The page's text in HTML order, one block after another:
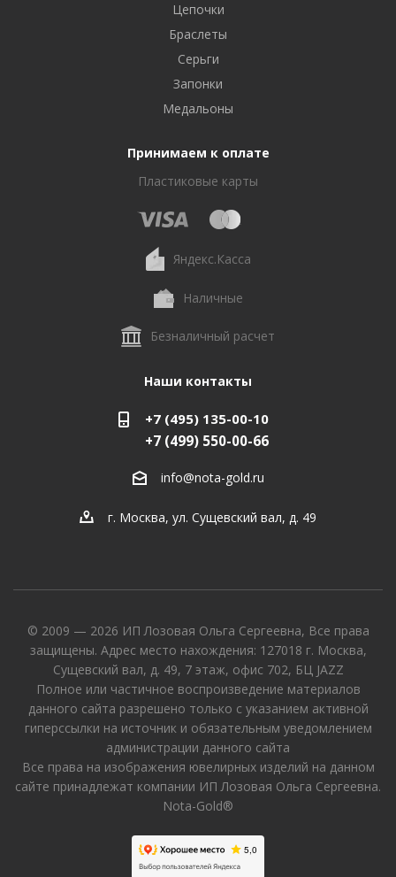
Цепочки
Браслеты
Серьги
Запонки
Медальоны
Принимаем к оплате
Пластиковые карты
Яндекс.Касса
Наличные
Безналичный расчет
Наши контакты
+7 (495) 135-00-10
+7 (499) 550-00-66
info@nota-gold.ru
г. Москва, ул. Сущевский вал, д. 49
© 2009 — 2026 ИП Лозовая Ольга Сергеевна, Все права
защищены. Адрес место нахождения: 127018 г. Москва,
Сущевский вал, д. 49, 7 этаж, офис 702, БЦ JAZZ
Полное или частичное воспроизведение материалов
данного сайта разрешено только с указанием активной
гиперссылки на источник и обязательным уведомлением
администрации данного сайта
Все права на изображения ювелирных изделий на данном
сайте принадлежат компании ИП Лозовая Ольга Сергеевна.
Nota-Gold®